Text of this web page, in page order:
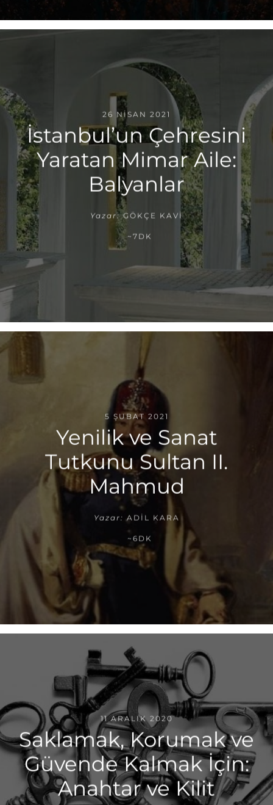
26 NISAN 2021
İstanbul’un Çehresini
Yaratan Mimar Aile:
Balyanlar
Yazar: GÖKÇE KAVI
~7DK
5 ŞUBAT 2021
Yenilik ve Sanat
Tutkunu Sultan II.
Mahmud
Yazar: ADIL KARA
~6DK
11 ARALIK 2020
Saklamak, Korumak ve
Güvende Kalmak İçin:
Anahtar ve Kilit